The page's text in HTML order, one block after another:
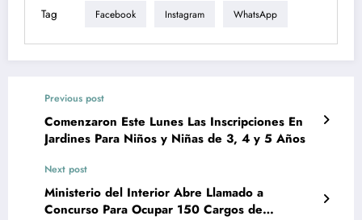
Tag Facebook Instagram WhatsApp
Previous post
Comenzaron Este Lunes Las Inscripciones En
Jardines Para Niños y Niñas de 3, 4 y 5 Años
Next post
Ministerio del Interior Abre Llamado a
Concurso Para Ocupar 150 Cargos de